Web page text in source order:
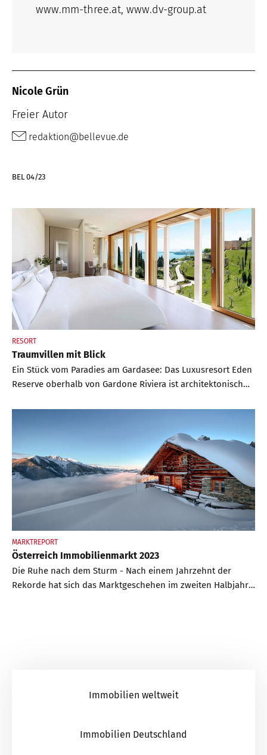
www.mm-three.at, www.dv-group.at
Nicole Grün
Freier Autor
redaktion@bellevue.de
BEL 04/23
RESORT
Traumvillen mit Blick
Ein Stück vom Paradies am Gardasee: Das Luxusresort Eden
Reserve oberhalb von Gardone Riviera ist architektonisch
MARKTREPORT
Österreich Immobilienmarkt 2023
Die Ruhe nach dem Sturm - Nach einem Jahrzehnt der
Rekorde hat sich das Marktgeschehen im zweiten Halbjahr
Immobilien weltweit
Immobilien Deutschland